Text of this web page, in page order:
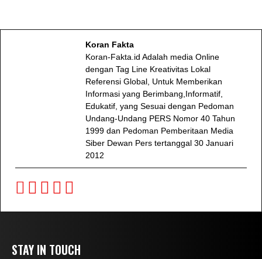
Koran Fakta
Koran-Fakta.id Adalah media Online
dengan Tag Line Kreativitas Lokal
Referensi Global, Untuk Memberikan
Informasi yang Berimbang,Informatif,
Edukatif, yang Sesuai dengan Pedoman
Undang-Undang PERS Nomor 40 Tahun
1999 dan Pedoman Pemberitaan Media
Siber Dewan Pers tertanggal 30 Januari
2012
STAY IN TOUCH